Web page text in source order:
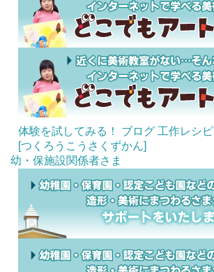
体験を試してみる！ ブログ 工作レシ
[つくろうこうさくずかん]
幼・保施設関係者さま